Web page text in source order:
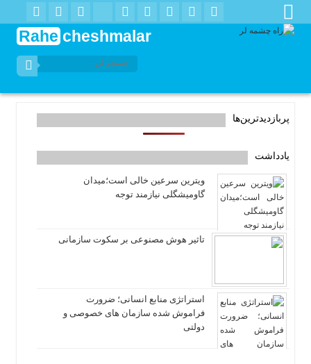
Rahe cheshmalar
پربازدیدترین‌ها
یادداشت
ویترین سرعین خالی است؛میدان
گاومیشگلی نیازمند توجه
تاثیر هوش مصنوعی بر سکوت سازمانی
استراتژی منابع انسانی؛ ضرورت
فراموش شده سازمان های خصوصی و
دولتی